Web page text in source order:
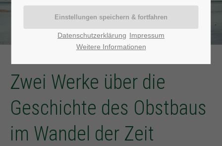
Zwei Werke über die
Geschichte des Obstbaus
im Wandel der Zeit
Datenschutzerklärung
Impressum
Weitere Informationen